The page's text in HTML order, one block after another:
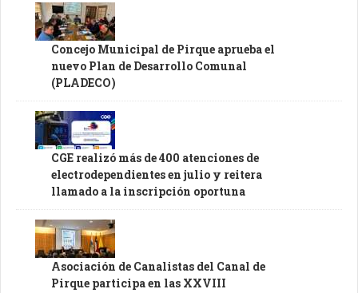
Concejo Municipal de Pirque aprueba el
nuevo Plan de Desarrollo Comunal
(PLADECO)
CGE realizó más de 400 atenciones de
electrodependientes en julio y reitera
llamado a la inscripción oportuna
Asociación de Canalistas del Canal de
Pirque participa en las XXVIII